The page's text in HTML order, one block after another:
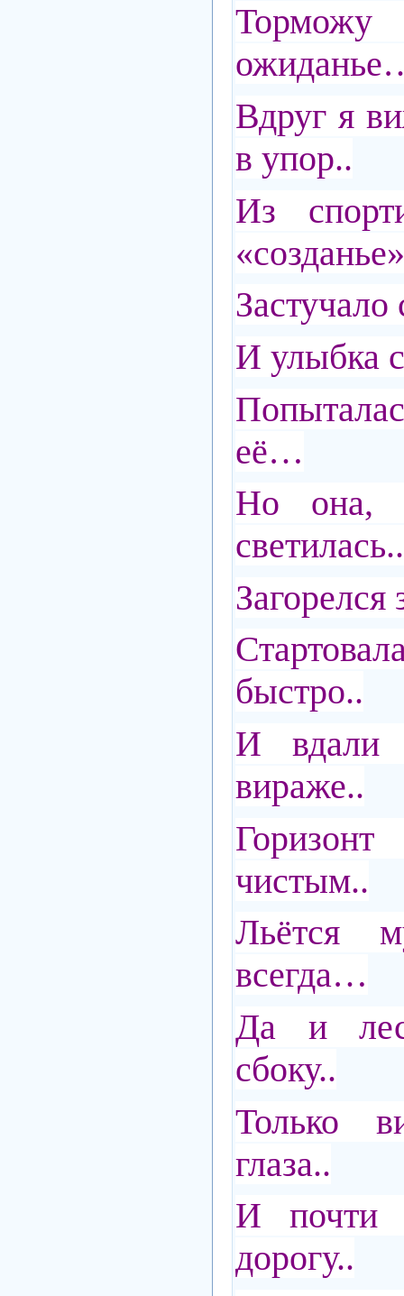
Вдруг я
в упор..
Из
Застучало
И улыбка
её…
Но она,
светилась..
быстро..
И вдали
вираже..
чистым..
Льётся
всегда…
Да и
сбоку..
Только
глаза..
И почти
дорогу..